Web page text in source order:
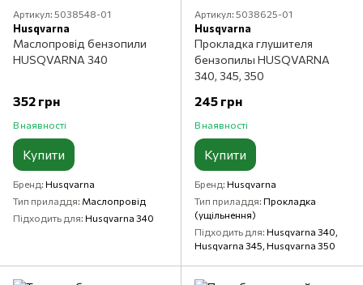
Артикул: 5038548-01
Husqvarna
Маслопровід бензопили
HUSQVARNA 340
352 грн
В наявності
Купити
Бренд Husqvarna
Тип приладдя Маслопровід
Підходить для Husqvarna 340
Артикул: 5038625-01
Husqvarna
Прокладка глушителя
бензопилы HUSQVARNA
340, 345, 350
245 грн
В наявності
Купити
Бренд Husqvarna
Тип приладдя Прокладка
(ущільнення)
Підходить для Husqvarna 340,
Husqvarna 345, Husqvarna 350